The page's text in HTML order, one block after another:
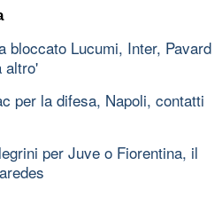
bloccato Lucumi, Inter, Pavard
altro'
per la difesa, Napoli, contatti
per Juve o Fiorentina, il